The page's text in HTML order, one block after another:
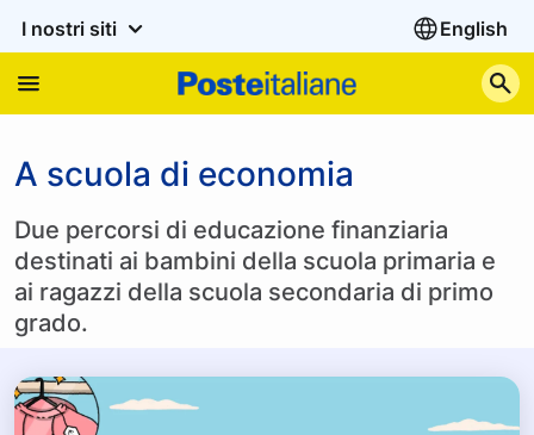
I nostri siti English
A scuola di economia
Due percorsi di educazione finanziaria
destinati ai bambini della scuola primaria e
ai ragazzi della scuola secondaria di primo
grado.